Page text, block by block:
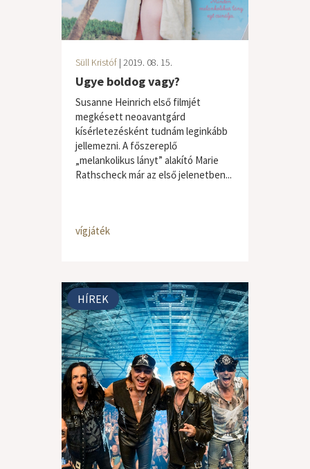
Süll Kristóf | 2019. 08. 15.
Ugye boldog vagy?
Susanne Heinrich első filmjét
megkésett neoavantgárd
kísérletezésként tudnám leginkább
jellemezni. A főszereplő
„melankolikus lányt” alakító Marie
Rathscheck már az első jelenetben...
vígjáték
HÍREK